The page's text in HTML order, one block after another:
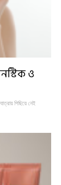
ও
পিছিয়ে নেই